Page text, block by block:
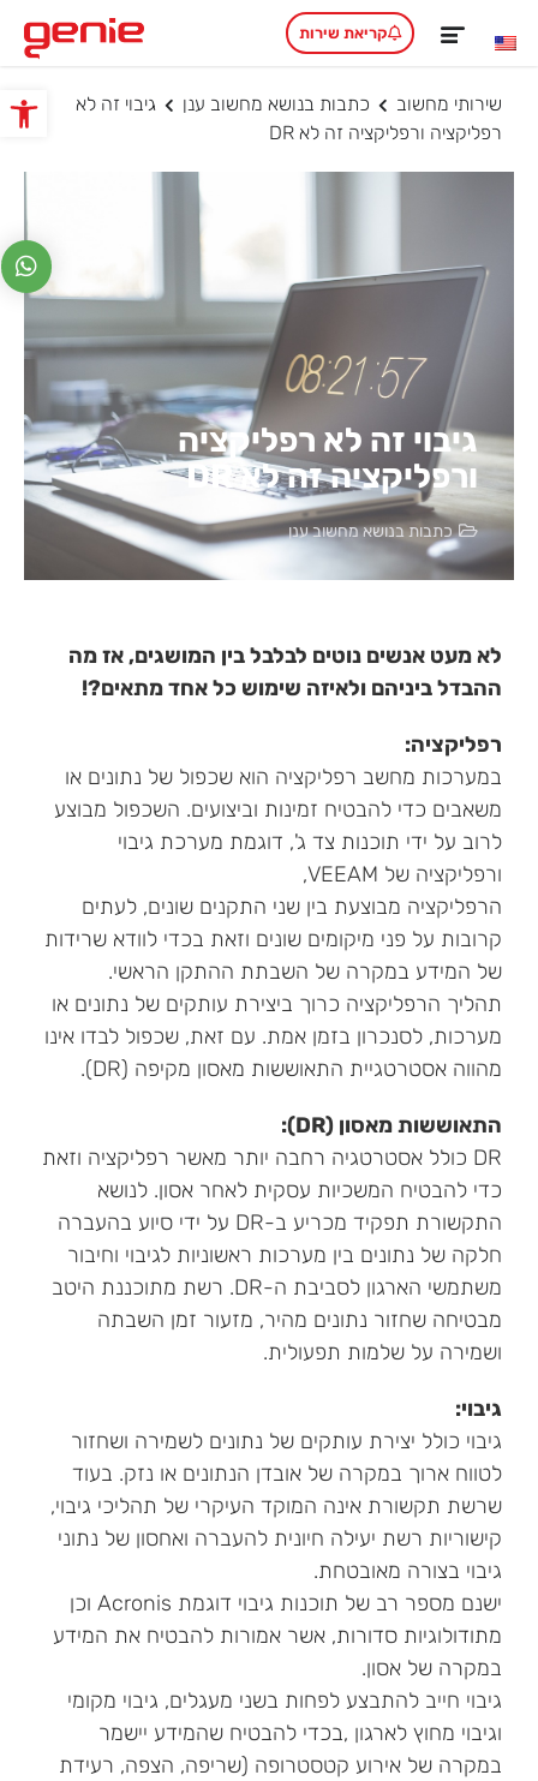
פתח
קריאת שירות
שירותי מחשוב כתבות בנושא מחשוב ענן
גיבוי זה לא
רפליקציה ורפליקציה זה לא DR
גיבוי זה לא רפליקציה
ורפליקציה זה לא DR
כתבות בנושא מחשוב ענן
לא מעט אנשים נוטים לבלבל בין המושגים, אז מה
ההבדל ביניהם ולאיזה שימוש כל אחד מתאים?!
רפליקציה:
במערכות מחשב רפליקציה הוא שכפול של נתונים או
משאבים כדי להבטיח זמינות וביצועים. השכפול מבוצע
לרוב על ידי תוכנות צד ג', דוגמת מערכת גיבוי
ורפליקציה של VEEAM,
הרפליקציה מבוצעת בין שני התקנים שונים, לעתים
קרובות על פני מיקומים שונים וזאת בכדי לוודא שרידות
של המידע במקרה של השבתת ההתקן הראשי.
תהליך הרפליקציה כרוך ביצירת עותקים של נתונים או
מערכות, לסנכרון בזמן אמת. עם זאת, שכפול לבדו אינו
מהווה אסטרטגיית התאוששות מאסון מקיפה (DR).
התאוששות מאסון (DR):
DR כולל אסטרטגיה רחבה יותר מאשר רפליקציה וזאת
כדי להבטיח המשכיות עסקית לאחר אסון. לנושא
התקשורת תפקיד מכריע ב-DR על ידי סיוע בהעברה
חלקה של נתונים בין מערכות ראשוניות לגיבוי וחיבור
משתמשי הארגון לסביבת ה-DR. רשת מתוכננת היטב
מבטיחה שחזור נתונים מהיר, מזעור זמן השבתה
ושמירה על שלמות תפעולית.
גיבוי:
גיבוי כולל יצירת עותקים של נתונים לשמירה ושחזור
לטווח ארוך במקרה של אובדן הנתונים או נזק. בעוד
שרשת תקשורת אינה המוקד העיקרי של תהליכי גיבוי,
קישוריות רשת יעילה חיונית להעברה ואחסון של נתוני
גיבוי בצורה מאובטחת.
ישנם מספר רב של תוכנות גיבוי דוגמת Acronis וכן
מתודולוגיות סדורות, אשר אמורות להבטיח את המידע
במקרה של אסון.
גיבוי חייב להתבצע לפחות בשני מעגלים, גיבוי מקומי
וגיבוי מחוץ לארגון ,בכדי להבטיח שהמידע יישמר
במקרה של אירוע קטסטרופה (שריפה, הצפה, רעידת